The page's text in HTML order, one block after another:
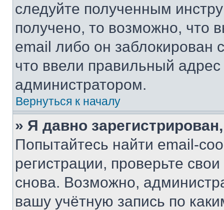
следуйте полученным
получено, то возможно, что
email либо он
что ввели правильный адрес
администратором.
Вернуться к началу
» Я давно
Попытайтесь найти email-
регистрации, проверьте
снова. Возможно,
вашу учётную запись по